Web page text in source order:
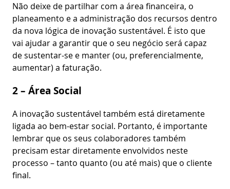
Não deixe de partilhar com a área financeira, o
planeamento e a administração dos recursos dentro
da nova lógica de inovação sustentável. É isto que
vai ajudar a garantir que o seu negócio será capaz
de sustentar-se e manter (ou, preferencialmente,
aumentar) a faturação.
2 – Área Social
A inovação sustentável também está diretamente
ligada ao bem-estar social. Portanto, é importante
lembrar que os seus colaboradores também
precisam estar diretamente envolvidos neste
processo – tanto quanto (ou até mais) que o cliente
final.